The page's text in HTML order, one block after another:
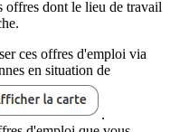
offres dont le lieu de travail
ces offres d'emploi via
en situation de
.